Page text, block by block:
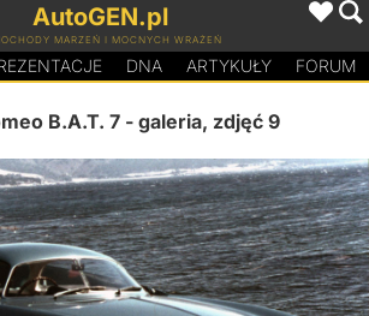
AutoGEN.pl
MARZEŃ I MOCNYCH WRAŻEŃ
DNA ARTYKUŁY FORUM
B.A.T. 7- galeria, zdjęć 9